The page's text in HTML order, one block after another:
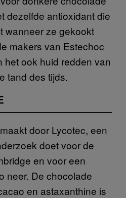
dezelfde antioxidant die
wanneer ze gekookt
makers van Estechoc
het ook huid redden van
tand des tijds.
door Lycotec, een
doet voor de
en voor een
neer. De chocolade
en astaxanthine is